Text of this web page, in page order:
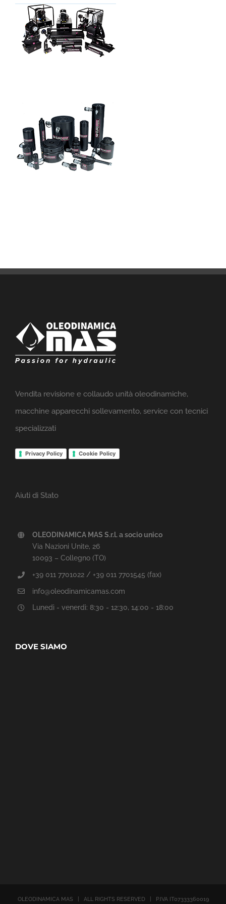
Vendita revisione e collaudo unità oleodinamiche,
macchine apparecchi sollevamento, service con tecnici
specializzati
Privacy Policy Cookie Policy
Aiuti di Stato
OLEODINAMICA MAS S.r.l. a socio unico
Via Nazioni Unite, 26
10093 – Collegno (TO)
+39 011 7701022 / +39 011 7701545 (fax)
info@oleodinamicamas.com
Lunedì - venerdì: 8:30 - 12:30, 14:00 - 18:00
DOVE SIAMO
OLEODINAMICA MAS | ALL RIGHTS RESERVED | P.IVA IT07333360019